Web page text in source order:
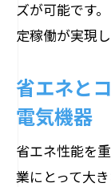
ズが可能です
定稼働が実現し
省エネと
電気機器
省エネ性能を
業にとって大